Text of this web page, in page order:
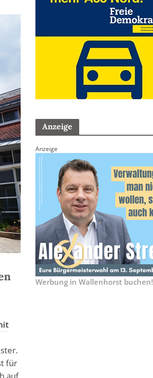
für
Anzeige
Anzeige
Werbung in Wallenhorst buchen!